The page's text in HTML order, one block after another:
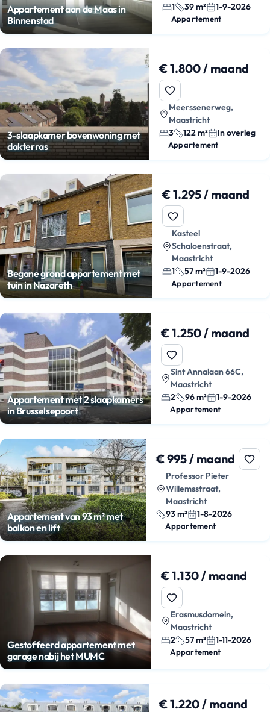
Appartement aan de Maas in
Binnenstad
1
39 m² 1-9-2026
Appartement
3-slaapkamer bovenwoning met
dakterras
€ 1.800 / maand
Meerssenerweg,
Maastricht
3
122 m² In overleg
Appartement
Begane grond appartement met
tuin in Nazareth
€ 1.295 / maand
Kasteel
Schaloenstraat,
Maastricht
1
57 m² 1-9-2026
Appartement
Appartement met 2 slaapkamers
in Brusselsepoort
€ 1.250 / maand
Sint Annalaan 66C,
Maastricht
2
96 m² 1-9-2026
Appartement
Appartement van 93 m² met
balkon en lift
€ 995 / maand
Professor Pieter
Willemsstraat,
Maastricht
93 m²
1-8-2026
Appartement
Gestoffeerd appartement met
garage nabij het MUMC
€ 1.130 / maand
Erasmusdomein,
Maastricht
2
57 m² 1-11-2026
Appartement
€ 1.220 / maand